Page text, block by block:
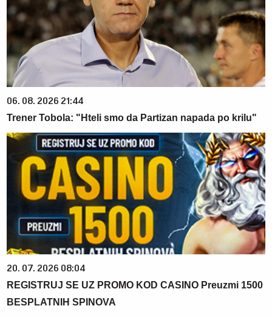
06. 08. 2026 21:44
Trener Tobola: "Hteli smo da Partizan napada po krilu"
20. 07. 2026 08:04
REGISTRUJ SE UZ PROMO KOD CASINO Preuzmi 1500
BESPLATNIH SPINOVA